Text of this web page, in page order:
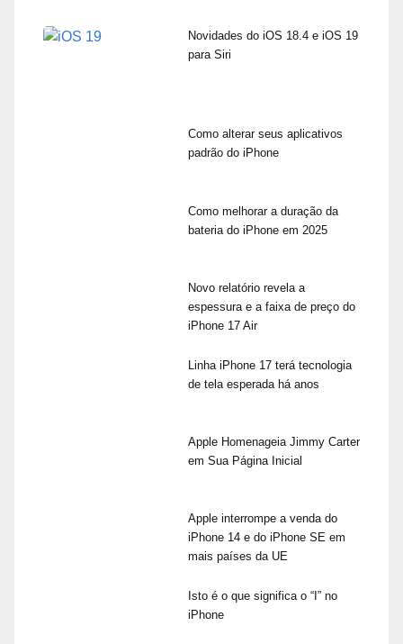
Novidades do iOS 18.4 e iOS 19
para Siri
Como alterar seus aplicativos
padrão do iPhone
Como melhorar a duração da
bateria do iPhone em 2025
Novo relatório revela a
espessura e a faixa de preço do
iPhone 17 Air
Linha iPhone 17 terá tecnologia
de tela esperada há anos
Apple Homenageia Jimmy Carter
em Sua Página Inicial
Apple interrompe a venda do
iPhone 14 e do iPhone SE em
mais países da UE
Isto é o que significa o “I” no
iPhone